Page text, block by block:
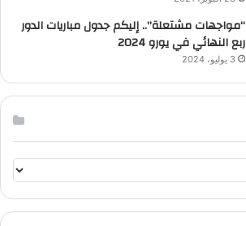
“مواجهات مشتعلة”.. إليكم جدول مباريات الدور
ربع النهائي في يورو 2024
3 يوليو، 2024